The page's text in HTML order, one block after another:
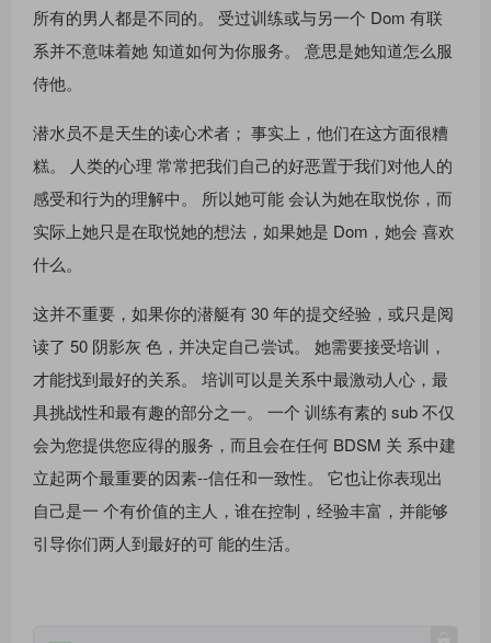
所有的男人都是不同的。 受过训练或与另一个 Dom 有联
系并不意味着她 知道如何为你服务。 意思是她知道怎么服
侍他。
潜水员不是天生的读心术者； 事实上，他们在这方面很糟
糕。 人类的心理 常常把我们自己的好恶置于我们对他人的
感受和行为的理解中。 所以她可能 会认为她在取悦你，而
实际上她只是在取悦她的想法，如果她是 Dom，她会 喜欢
什么。
这并不重要，如果你的潜艇有 30 年的提交经验，或只是阅
读了 50 阴影灰 色，并决定自己尝试。 她需要接受培训，
才能找到最好的关系。 培训可以是关系中最激动人心，最
具挑战性和最有趣的部分之一。 一个 训练有素的 sub 不仅
会为您提供您应得的服务，而且会在任何 BDSM 关 系中建
立起两个最重要的因素--信任和一致性。 它也让你表现出
自己是一 个有价值的主人，谁在控制，经验丰富，并能够
引导你们两人到最好的可 能的生活。